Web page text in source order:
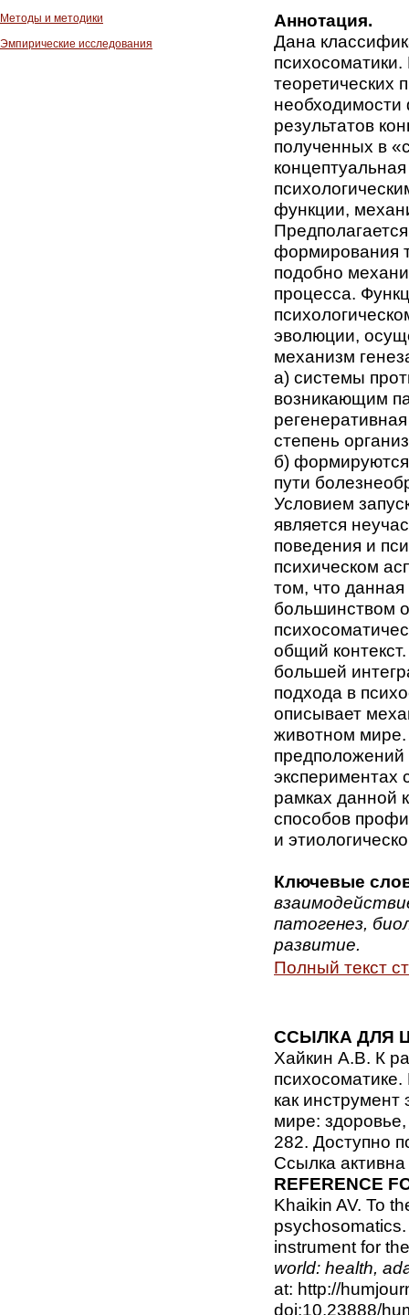
Методы и методики
Эмпирические исследования
Аннотация.
Дана
психосоматики.
теоретических
результатов
полученных в
функции,
формирования
подобно
процесса.
эволюции,
механизм
а) системы
возникающим
степень
б)
пути
Условием
является
поведения и
психическом
том, что данная
большинством
общий
большей
подхода в
описывает
животном
экспериментах
рамках данной
способов
и
Ключевые
патогенез,
развитие.
Полный текст
ССЫЛКА ДЛЯ
Хайкин А.В. К
как
мире:
282. Доступно
Ссылка
REFERENCE
Khaikin AV. To
instrument for
world: health,
at: http://
doi:10.23888/